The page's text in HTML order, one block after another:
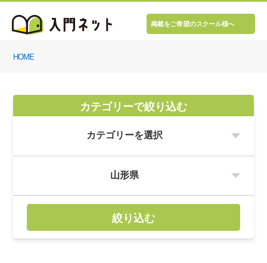
掲載をご希望のスクール様へ
HOME
カテゴリーで絞り込む
絞り込む